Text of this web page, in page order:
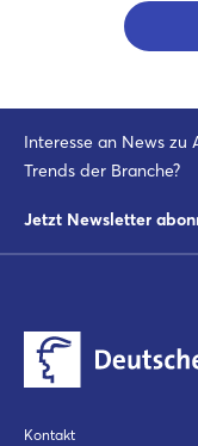
Interesse an News zu
Trends der Branche?
Jetzt Newsletter
Kontakt